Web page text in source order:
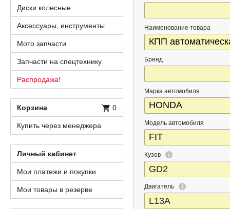
Наименование товара
Бренд
Марка автомобиля
Модель автомобиля
Кузов
Двигатель
Диски колесные
Аксессуары, инструменты
Мото запчасти
Запчасти на спецтехнику
Распродажа!
Корзина 0
Купить через менеджера
Личный кабинет
Мои платежи и покупки
Мои товары в резерве